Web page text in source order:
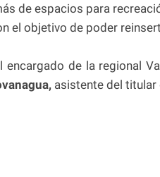
de espacios para
el objetivo de poder
encargado de la regional
asistente del titular